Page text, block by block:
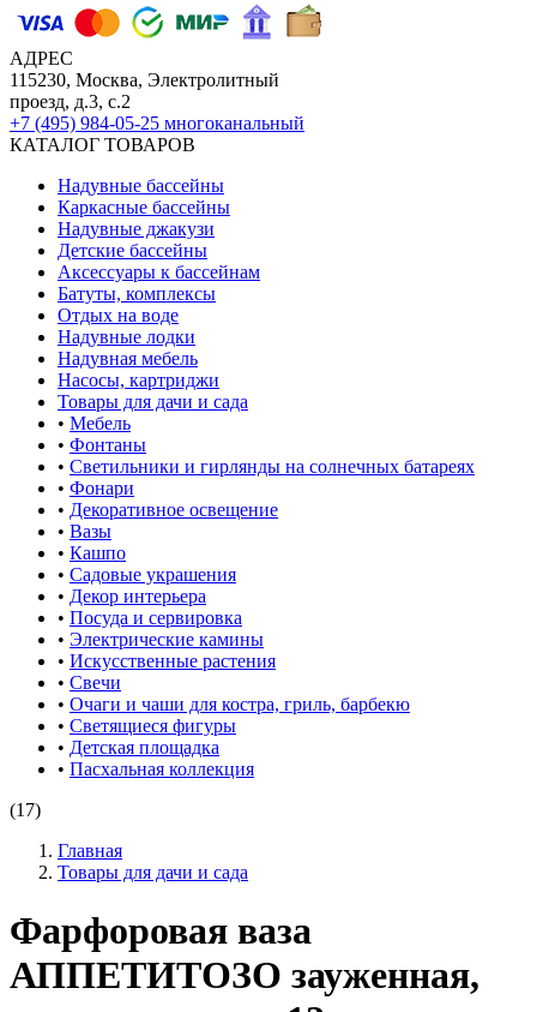
АДРЕС
115230, Москва, Электролитный
проезд, д.3, с.2
+7 (495) 984-05-25 многоканальный
КАТАЛОГ ТОВАРОВ
Надувные бассейны
Каркасные бассейны
Надувные джакузи
Детские бассейны
Аксессуары к бассейнам
Батуты, комплексы
Отдых на воде
Надувные лодки
Надувная мебель
Насосы, картриджи
Товары для дачи и сада
• Мебель
• Фонтаны
• Светильники и гирлянды на солнечных батареях
• Фонари
• Декоративное освещение
• Вазы
• Кашпо
• Садовые украшения
• Декор интерьера
• Посуда и сервировка
• Электрические камины
• Искусственные растения
• Свечи
• Очаги и чаши для костра, гриль, барбекю
• Светящиеся фигуры
• Детская площадка
• Пасхальная коллекция
(17)
Главная
Товары для дачи и сада
Фарфоровая ваза
АППЕТИТОЗО зауженная,